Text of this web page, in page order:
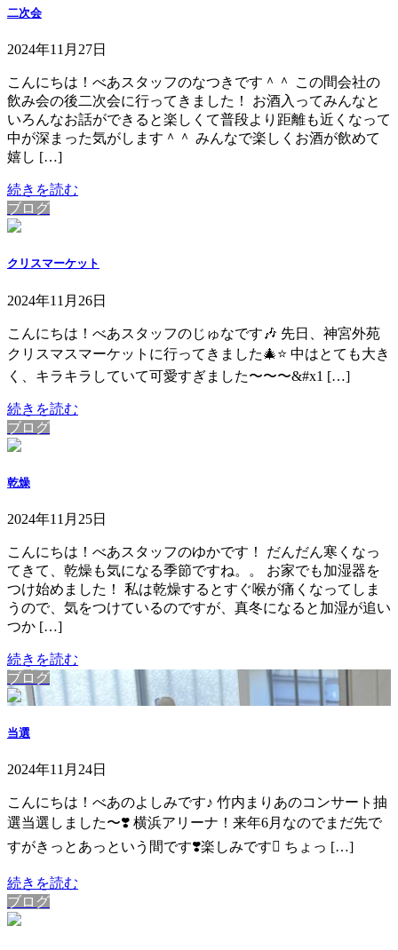
二次会
2024年11月27日
こんにちは！べあスタッフのなつきです＾＾ この間会社の
飲み会の後二次会に行ってきました！ お酒入ってみんなと
いろんなお話ができると楽しくて普段より距離も近くなって
中が深まった気がします＾＾ みんなで楽しくお酒が飲めて
嬉し […]
続きを読む
ブログ
クリスマーケット
2024年11月26日
こんにちは！べあスタッフのじゅなです🎶 先日、神宮外苑
クリスマスマーケットに行ってきました🎄⭐️ 中はとても大き
く、キラキラしていて可愛すぎました〜〜〜&#x1 […]
続きを読む
ブログ
乾燥
2024年11月25日
こんにちは！べあスタッフのゆかです！ だんだん寒くなっ
てきて、乾燥も気になる季節ですね。。 お家でも加湿器を
つけ始めました！ 私は乾燥するとすぐ喉が痛くなってしま
うので、気をつけているのですが、真冬になると加湿が追い
つか […]
続きを読む
ブログ
当選
2024年11月24日
こんにちは！べあのよしみです♪ 竹内まりあのコンサート抽
選当選しました〜❣️ 横浜アリーナ！来年6月なのでまだ先で
すがきっとあっという間です❣️楽しみです ちょっ […]
続きを読む
ブログ